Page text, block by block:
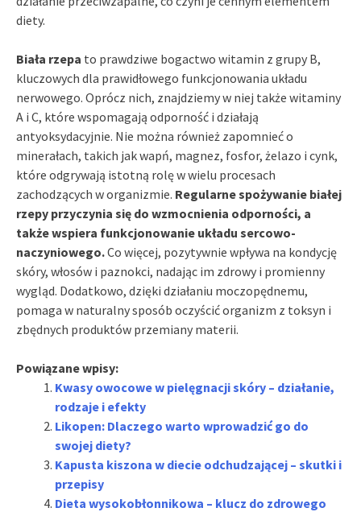
diety.
Biała rzepa to prawdziwe bogactwo witamin z grupy B,
kluczowych dla prawidłowego funkcjonowania układu
nerwowego. Oprócz nich, znajdziemy w niej także witaminy
A i C, które wspomagają odporność i działają
antyoksydacyjnie. Nie można również zapomnieć o
minerałach, takich jak wapń, magnez, fosfor, żelazo i cynk,
które odgrywają istotną rolę w wielu procesach
zachodzących w organizmie. Regularne spożywanie białej
rzepy przyczynia się do wzmocnienia odporności, a
także wspiera funkcjonowanie układu sercowo-
naczyniowego.Co więcej, pozytywnie wpływa na kondycję
skóry, włosów i paznokci, nadając im zdrowy i promienny
wygląd. Dodatkowo, dzięki działaniu moczopędnemu,
pomaga w naturalny sposób oczyścić organizm z toksyn i
zbędnych produktów przemiany materii.
Powiązane wpisy:
Kwasy owocowe w pielęgnacji skóry – działanie,
rodzaje i efekty
Likopen: Dlaczego warto wprowadzić go do
swojej diety?
Kapusta kiszona w diecie odchudzającej – skutki i
przepisy
Dieta wysokobłonnikowa – klucz do zdrowego